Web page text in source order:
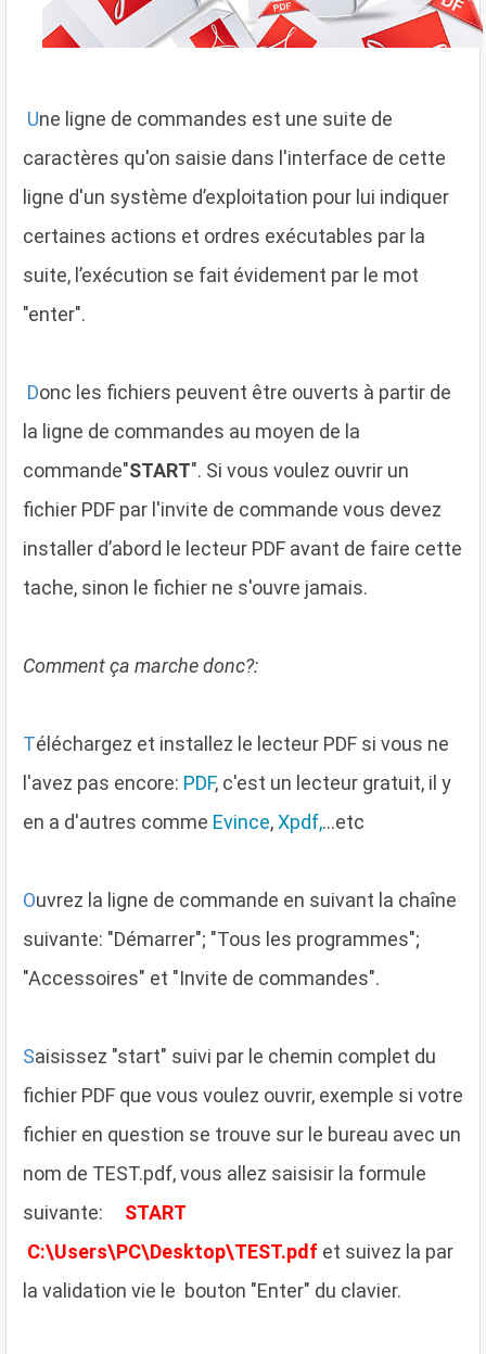
Une ligne de commandes est une suite de
caractères qu'on saisie dans l'interface de cette
ligne d'un système d’exploitation pour lui indiquer
certaines actions et ordres exécutables par la
suite, l’exécution se fait évidement par le mot
"enter".
Donc les fichiers peuvent être ouverts à partir de
la ligne de commandes au moyen de la
commande"START". Si vous voulez ouvrir un
fichier PDF par l'invite de commande vous devez
installer d’abord le lecteur PDF avant de faire cette
tache, sinon le fichier ne s'ouvre jamais.
Comment ça marche donc?:
Téléchargez et installez le lecteur PDF si vous ne
l'avez pas encore: PDF, c'est un lecteur gratuit, il y
en a d'autres comme Evince,Xpdf,...etc
Ouvrez la ligne de commande en suivant la chaîne
suivante: "Démarrer"; "Tous les programmes";
"Accessoires" et "Invite de commandes".
Saisissez "start" suivi par le chemin complet du
fichier PDF que vous voulez ouvrir, exemple si votre
fichier en question se trouve sur le bureau avec un
nom de TEST.pdf, vous allez saisisir la formule
suivante:
START
C:\Users\PC\Desktop\TEST.pdf et suivez la par
la validation vie le bouton "Enter" du clavier.